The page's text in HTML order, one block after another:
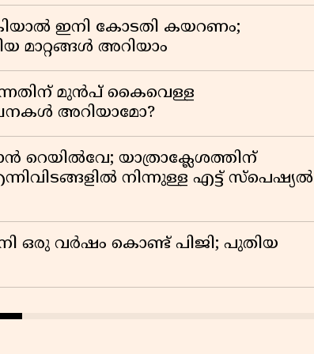
ഇനി കോടതി കയറണം;
മാറ്റങ്ങൾ അറിയാം
മുൻപ് കൈവെള്ള
അറിയാമോ?
യാത്രാക്ലേശത്തിന്
നിന്നുള്ള എട്ട് സ്പെഷ്യൽ
ഒരു വർഷം കൊണ്ട് പിജി; പുതിയ